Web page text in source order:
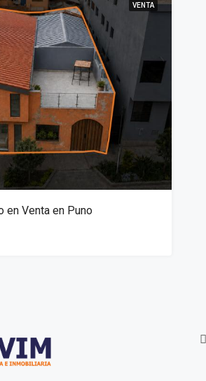
VENTA
en Venta en Puno